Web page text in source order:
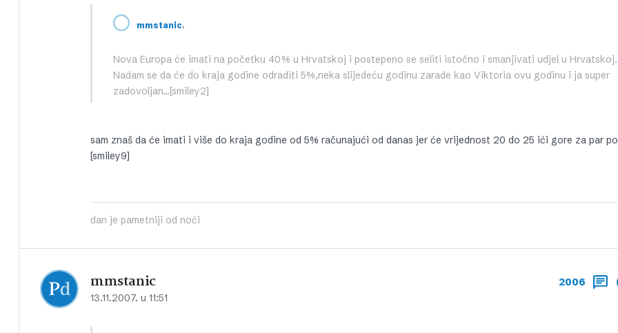
mmstanic,
Nova Europa će imati na početku 40% u Hrvatskoj i postepeno se seliti istočno i smanjivati udjel u Hrvatskoj.
Nadam se da će do kraja godine odraditi 5%,neka slijedeću godinu zarade kao Viktoria ovu godinu i ja super
zadovoljan…[smiley2]
sam znaš da će imati i više do kraja godine od 5% računajući od danas jer će vrijednost 20 do 25 ići gore za par
[smiley9]
dan je pametniji od noći
mmstanic
13.11.2007. u 11:51
2006